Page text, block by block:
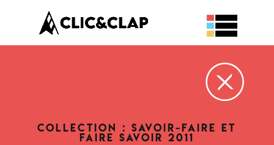
COLLECTION : SAVOIR-FAIRE ET
FAIRE SAVOIR 2011